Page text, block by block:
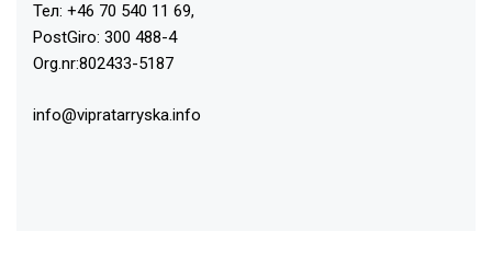
Тел: +46 70 540 11 69,
PostGiro: 300 488-4
Org.nr:802433-5187
info@vipratarryska.info